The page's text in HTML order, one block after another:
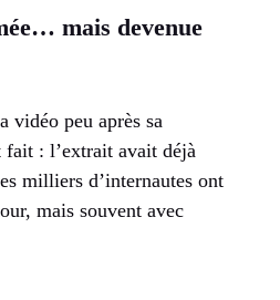
mais devenue
vidéo peu après sa
: l’extrait avait déjà
milliers d’internautes ont
mais souvent avec